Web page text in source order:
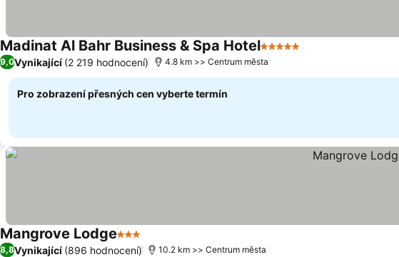
Madinat Al Bahr Business & Spa Hotel5 Počet hvězdiček
9,0Vynikající (2 219 hodnocení) 4.8 km >> Centrum města
Pro zobrazení přesných cen vyberte termín
Mangrove Lodge3 Počet hvězdiček
Ukázat ceny
8,8Vynikající (896 hodnocení) 10.2 km >> Centrum města